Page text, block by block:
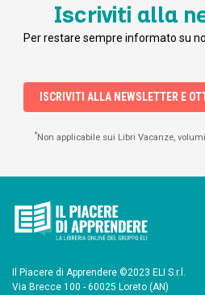
Iscriviti alla
Per restare sempre informato su
ISCRIVITI ALLA NEWSLETTER E
*Non applicabile sui Libri Vacanze,
Il Piacere di Apprendere ©2023 ELI S.r.l.
Via Brecce 100 - 60025 Loreto (AN)